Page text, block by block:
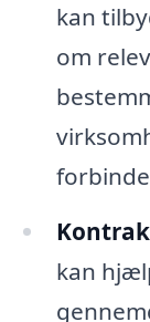
kan
om
kan